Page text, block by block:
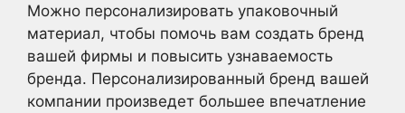
Можно персонализировать упаковочный
материал, чтобы помочь вам создать бренд
вашей фирмы и повысить узнаваемость
бренда. Персонализированный бренд вашей
компании произведет большее впечатление